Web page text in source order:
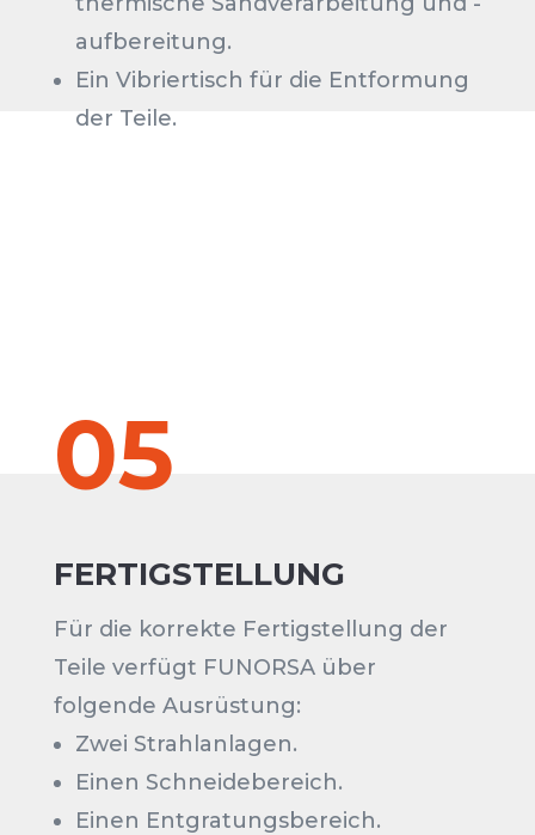
aufbereitung.
Ein Vibriertisch für die Entformung
der Teile.
05
FERTIGSTELLUNG
Für die korrekte Fertigstellung der
Teile verfügt FUNORSA über
folgende Ausrüstung:
Zwei Strahlanlagen.
Einen Schneidebereich.
Einen Entgratungsbereich.